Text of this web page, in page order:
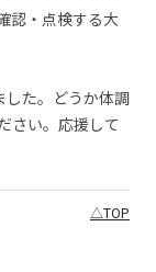
認・点検する大
した。どうか体調
さい。応援して
△TOP